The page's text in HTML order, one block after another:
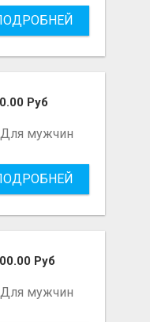
БЕЗ
Руб
Для мужчин
Руб
Для мужчин